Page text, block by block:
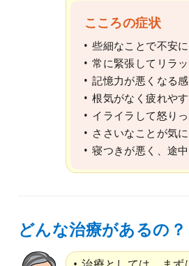
こころの症状
些細なことで不安
常に緊張してリラ
記憶力が悪くなる
根気がなく疲れや
イライラして怒り
ささいなことが気
寝つきが悪く、途
どんな治療があるの？